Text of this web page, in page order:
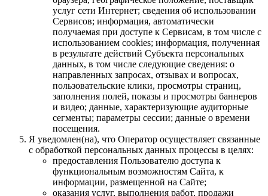
услуг сети Интернет; сведения об использовании
Сервисов; информация, автоматически
получаемая при доступе к Сервисам, в том числе с
использованием cookies; информация, полученная
в результате действий Субъекта персональных
данных, в том числе следующие сведения: о
направленных запросах, отзывах и вопросах,
пользовательские клики, просмотры страниц,
заполнения полей, показы и просмотры баннеров
и видео; данные, характеризующие аудиторные
сегменты; параметры сессии; данные о времени
посещения.
Я уведомлен(на), что Оператор осуществляет связанные
с обработкой персональных данных процессы в целях:
предоставления Пользователю доступа к
функциональным возможностям Сайта, к
информации, размещенной на Сайте;
оказания услуг, выполнения работ, продажи